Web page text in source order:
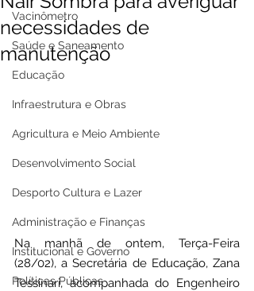
Vacinômetro
Saúde e Saneamento
Educação
Infraestrutura e Obras
Agricultura e Meio Ambiente
Desenvolvimento Social
Desporto Cultura e Lazer
Administração e Finanças
Institucional e Governo
Políticas Públicas
necessidades de
manutenção
Na manhã de ontem, Terça-Feira
(28/02), a Secretária de Educação, Zana
Tessinari, acompanhada do Engenheiro